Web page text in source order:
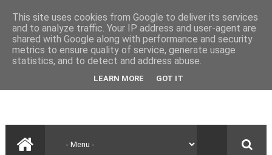
This site uses cookies from Google to deliver its services
and to analyze traffic. Your IP address and user-agent are
shared with Google along with performance and security
metrics to ensure quality of service, generate usage
statistics, and to detect and address abuse.
LEARN MORE GOT IT